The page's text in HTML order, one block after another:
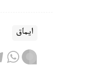
ايماق